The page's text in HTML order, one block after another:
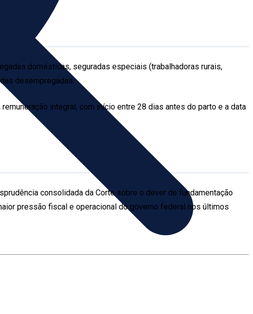
domésticas, seguradas especiais (trabalhadoras rurais,
desempregadas.
integral, com início entre 28 dias antes do parto e a data
consolidada da Corte sobre o dever de fundamentação
pressão fiscal e operacional do governo federal nos últimos